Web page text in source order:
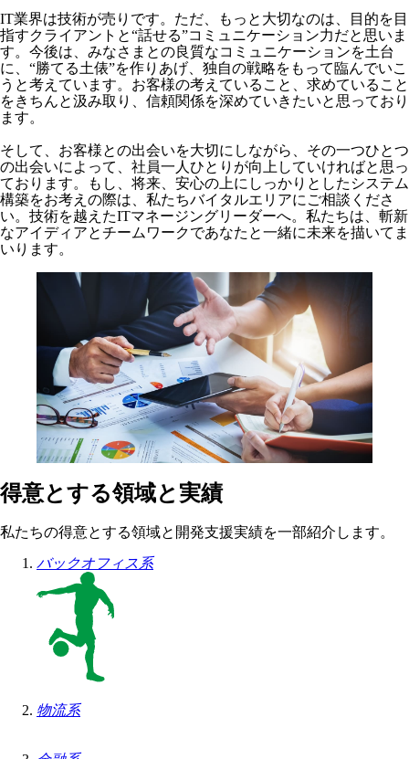
IT業界は技術が売りです。ただ、もっと大切なのは、目的を目
指すクライアントと“話せる”コミュニケーション力だと思いま
す。今後は、みなさまとの良質なコミュニケーションを土台
に、“勝てる土俵”を作りあげ、独自の戦略をもって臨んでいこ
うと考えています。お客様の考えていること、求めていること
をきちんと汲み取り、信頼関係を深めていきたいと思っており
ます。
そして、お客様との出会いを大切にしながら、その一つひとつ
の出会いによって、社員一人ひとりが向上していければと思っ
ております。もし、将来、安心の上にしっかりとしたシステム
構築をお考えの際は、私たちバイタルエリアにご相談くださ
い。技術を越えたITマネージングリーダーへ。私たちは、斬新
なアイディアとチームワークであなたと一緒に未来を描いてま
いります。
得意とする領域と実績
私たちの得意とする領域と開発支援実績を一部紹介します。
バックオフィス系
物流系